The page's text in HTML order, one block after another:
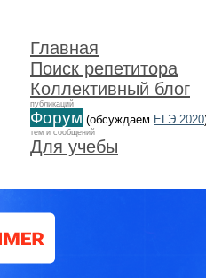
Главная
Поиск репетитора
Коллективный блог
публикаций
Форум (обсуждаем ЕГЭ 2020
тем и сообщений
Для учебы